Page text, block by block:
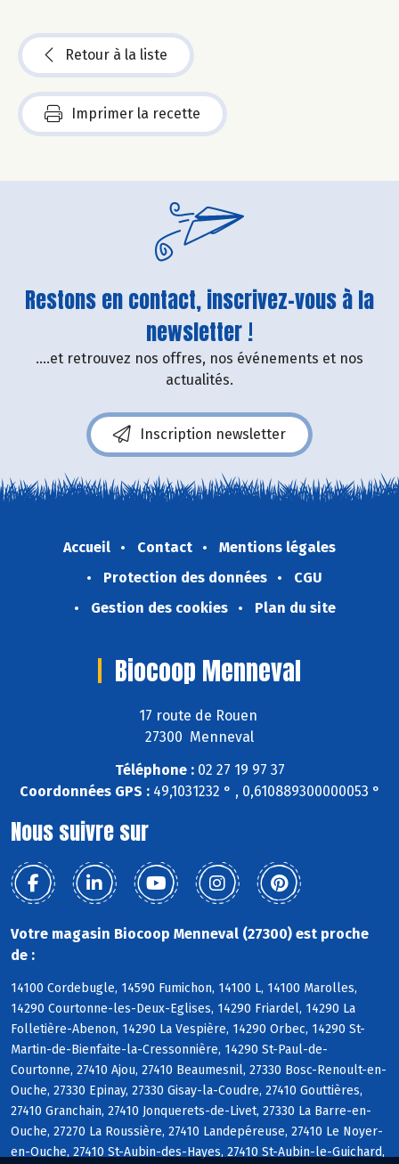
Retour à la liste
Imprimer la recette
Restons en contact, inscrivez-vous à la
newsletter !
....et retrouvez nos offres, nos événements et nos
actualités.
Inscription newsletter
Accueil Contact
Mentions légales
Protection des données
CGU
Gestion des cookies
Plan du site
Biocoop Menneval
17 route de Rouen
27300 Menneval
Téléphone :02 27 19 97 37
Coordonnées GPS :49,1031232 ° , 0,610889300000053 °
Nous suivre sur
Votre magasin Biocoop Menneval (27300) est proche
de :
14100 Cordebugle, 14590 Fumichon, 14100 L, 14100 Marolles,
14290 Courtonne-les-Deux-Eglises, 14290 Friardel, 14290 La
Folletière-Abenon, 14290 La Vespière, 14290 Orbec, 14290 St-
Martin-de-Bienfaite-la-Cressonnière, 14290 St-Paul-de-
Courtonne, 27410 Ajou, 27410 Beaumesnil, 27330 Bosc-Renoult-en-
Ouche, 27330 Epinay, 27330 Gisay-la-Coudre, 27410 Gouttières,
27410 Granchain, 27410 Jonquerets-de-Livet, 27330 La Barre-en-
Ouche, 27270 La Roussière, 27410 Landepéreuse, 27410 Le Noyer-
en-Ouche, 27410 St-Aubin-des-Hayes, 27410 St-Aubin-le-Guichard,